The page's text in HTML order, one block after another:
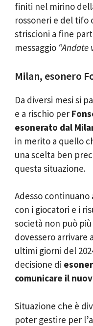
finiti nel mirino
rossoneri e del tifo
striscioni a fine
messaggio “Andate
Milan, esonero
Da diversi mesi si
e a rischio per
esonerato dal
in merito a quello
una scelta ben
questa situazione.
Adesso
con i giocatori e i
società non può
dovessero arrivare
ultimi giorni del
decisione di
comunicare il
Situazione che è
poter gestire per